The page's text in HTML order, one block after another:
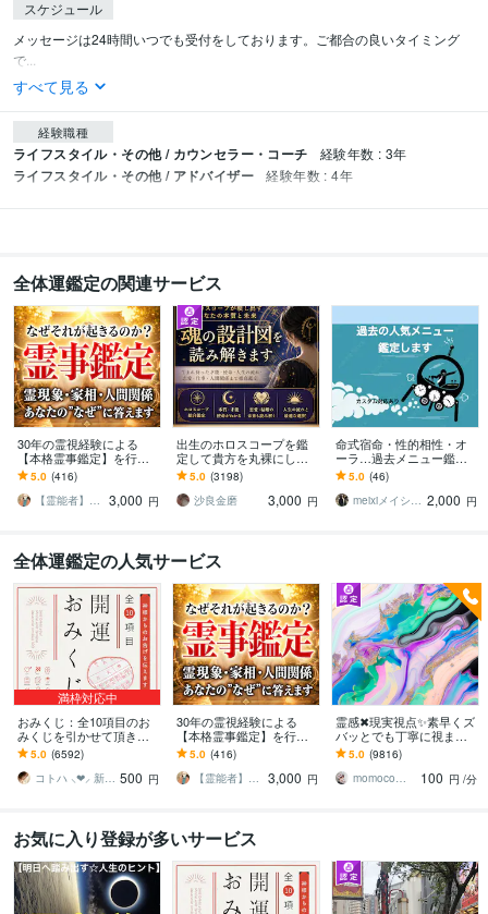
スケジュール
メッセージは24時間いつでも受付をしております。ご都合の良いタイミング
で...
すべて見る
経験職種
ライフスタイル・その他 / カウンセラー・コーチ 経験年数 : 3年
ライフスタイル・その他 / アドバイザー 経験年数 : 4年
全体運鑑定の関連サービス
30年の霊視経験による
【本格霊事鑑定】を行い
ます 霊現象・家相・家
系・先祖・土地・人間関
係・悪縁・因縁・厄払い
5.0 (416)
【霊能者】天晴
3,000 円
出生のホロスコープを鑑
定して貴方を丸裸にしま
す 生まれ持った性質や傾
向など、総合的に鑑定し
ていきます。
5.0 (3198)
沙良金磨
3,000 円
命式宿命・性的相性・オ
ーラ…過去メニュー鑑定
します 必要に応じてカー
ド追加・オリジナルスプ
レッド対応可能です！
5.0 (46)
meixiメイシー☆幸せ引き寄せる占い師 2,000 円
全体運鑑定の人気サービス
満枠対応中
おみくじ：全10項目のお
みくじを引かせて頂きま
す ㊙あなた様がこの先ど
う進むかの道しるべにな
さってください！
5.0 (6592)
コトハ ⸜❤︎⸝ 新サービス提供開始✨️ 500 円
30年の霊視経験による
【本格霊事鑑定】を行い
ます 霊現象・家相・家
系・先祖・土地・人間関
係・悪縁・因縁・厄払い
5.0 (416)
【霊能者】天晴
3,000 円
霊感✖現実視点✨素早くズ
バッとでも丁寧に視ます
❣️プロ鑑定師の総合鑑定⭐
お気軽に✨魂をやわらかく
かろやかに
5.0 (9816)
momocoママ
100 円 /分
お気に入り登録が多いサービス